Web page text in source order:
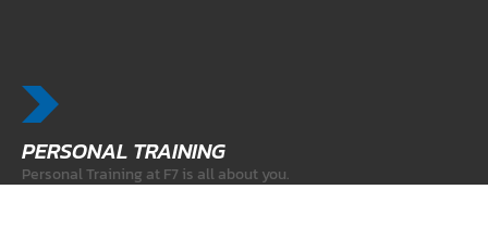
PERSONAL TRAINING
Personal Training at F7 is all about you.